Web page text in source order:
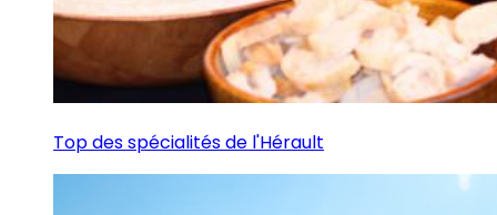
Top des spécialités de l'Hérault